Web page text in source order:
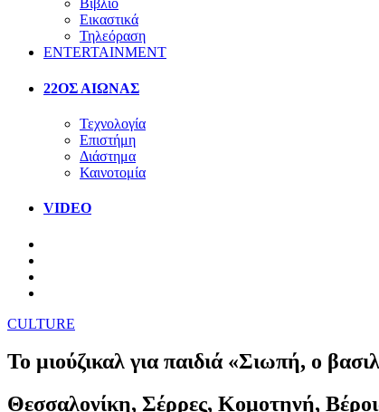
Βιβλίο
Εικαστικά
Τηλεόραση
ENTERTAINMENT
22ΟΣ ΑΙΩΝΑΣ
Τεχνολογία
Επιστήμη
Διάστημα
Καινοτομία
VIDEO
CULTURE
Το μιούζικαλ για παιδιά «Σιωπή, ο
Θεσσαλονίκη, Σέρρες, Κομοτηνή,